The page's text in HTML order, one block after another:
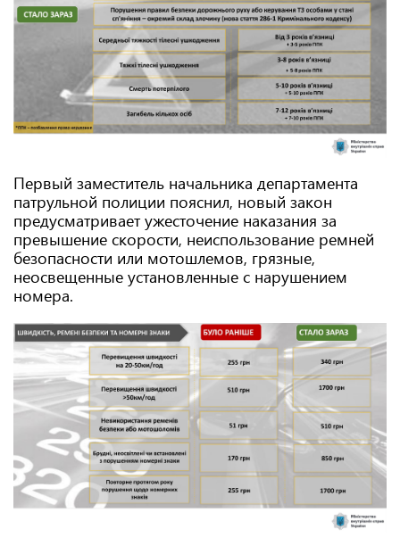
Первый заместитель начальника департамента
патрульной полиции пояснил, новый закон
предусматривает ужесточение наказания за
превышение скорости, неиспользование ремней
безопасности или мотошлемов, грязные,
неосвещенные установленные с нарушением
номера.